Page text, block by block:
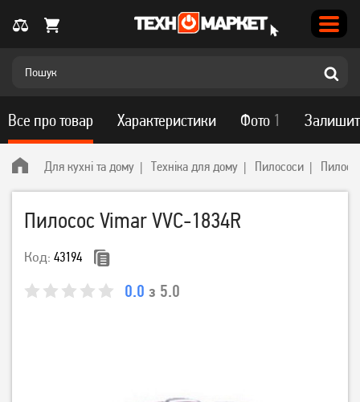
Для кухні та дому Техніка для дому Пилососи
Пилосос Vimar VVC-1834R
Код: 43194
0.0 з 5.0
Все про товар Характеристики Фото 1